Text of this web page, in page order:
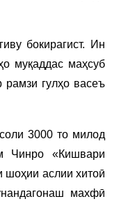
бокирагист. Ин
муқаддас маҳсуб
гулҳо васеъ
3000 то милод
Чинро «Кишвари
аслии хитоӣ
махфӣ